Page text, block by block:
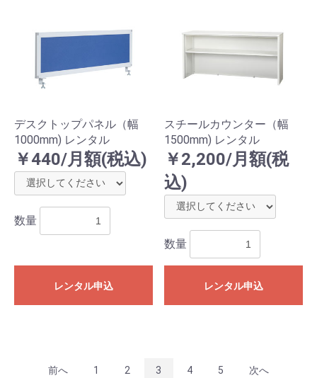
デスクトップパネル（幅
1000mm) レンタル
￥440/月額(税込)
数量
レンタル申込
スチールカウンター（幅
1500mm) レンタル
￥2,200/月額(税
込)
数量
レンタル申込
カートへ進む
前へ 1 2 3 4 5 次へ